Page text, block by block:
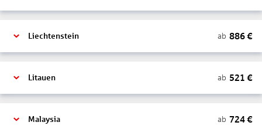
Liechtenstein ab 886€
Litauen ab 521 €
Malaysia ab 724€